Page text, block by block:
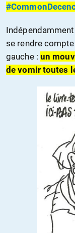
se rendre
gauche : un
de vomir toutes